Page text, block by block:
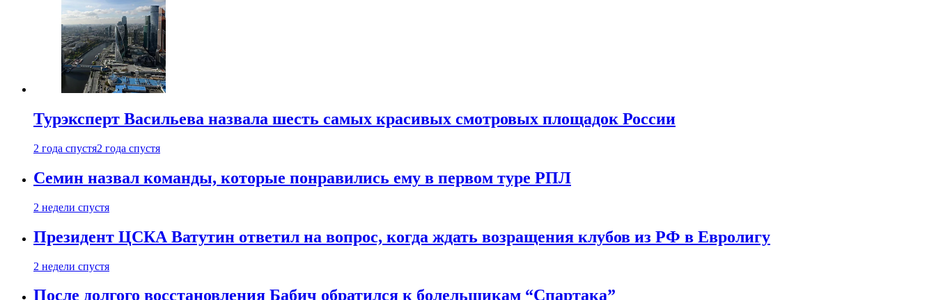
Турэксперт Васильева назвала шесть самых красивых смотровых площадок России
2 года спустя2 года спустя
Семин назвал команды, которые понравились ему в первом туре РПЛ
2 недели спустя
Президент ЦСКА Ватутин ответил на вопрос, когда ждать возращения клубов из РФ в Евролигу
2 недели спустя
После долгого восстановления Бабич обратился к болельщикам “Спартака”